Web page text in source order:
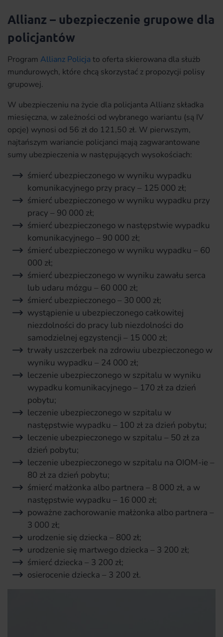
Allianz – ubezpieczenie grupowe dla
policjantów
Program Allianz Policja to oferta skierowana dla służb
mundurowych, które chcą skorzystać z propozycji polisy
grupowej.
W ubezpieczeniu na życie dla policjanta Allianz składka
miesięczna, w zależności od wybranego wariantu (są IV
opcje) wynosi od 56 zł do 121,50 zł. W pierwszym,
najtańszym wariancie policjanci mają zagwarantowane
sumy ubezpieczenia w następujących wysokościach:
śmierć ubezpieczonego w wyniku wypadku
komunikacyjnego przy pracy – 125 000 zł;
śmierć ubezpieczonego w wyniku wypadku przy
pracy – 90 000 zł;
śmierć ubezpieczonego w następstwie wypadku
komunikacyjnego – 90 000 zł;
śmierć ubezpieczonego w wyniku wypadku – 60
000 zł;
śmierć ubezpieczonego w wyniku zawału serca
lub udaru mózgu – 60 000 zł;
śmierć ubezpieczonego – 30 000 zł;
wystąpienie u ubezpieczonego całkowitej
niezdolności do pracy lub niezdolności do
samodzielnej egzystencji – 15 000 zł;
trwały uszczerbek na zdrowiu ubezpieczonego w
wyniku wypadku – 24 000 zł;
leczenie ubezpieczonego w szpitalu w wyniku
wypadku komunikacyjnego – 170 zł za dzień
pobytu;
leczenie ubezpieczonego w szpitalu w
następstwie wypadku – 100 zł za dzień pobytu;
leczenie ubezpieczonego w szpitalu – 50 zł za
dzień pobytu;
leczenie ubezpieczonego w szpitalu na OIOM-ie –
80 zł za dzień pobytu;
śmierć małżonka albo partnera – 8 000 zł, a w
następstwie wypadku – 16 000 zł;
poważne zachorowanie małżonka albo partnera –
3 000 zł;
urodzenie się dziecka – 800 zł;
urodzenie się martwego dziecka – 3 200 zł;
śmierć dziecka – 3 200 zł;
osierocenie dziecka – 3 200 zł.